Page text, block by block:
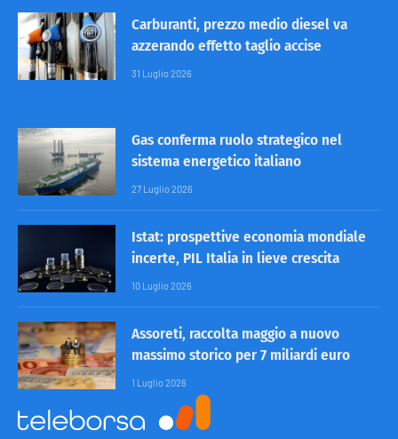
Carburanti, prezzo medio diesel va
azzerando effetto taglio accise
31 Luglio 2026
Gas conferma ruolo strategico nel
sistema energetico italiano
27 Luglio 2026
Istat: prospettive economia mondiale
incerte, PIL Italia in lieve crescita
10 Luglio 2026
Assoreti, raccolta maggio a nuovo
massimo storico per 7 miliardi euro
1 Luglio 2026